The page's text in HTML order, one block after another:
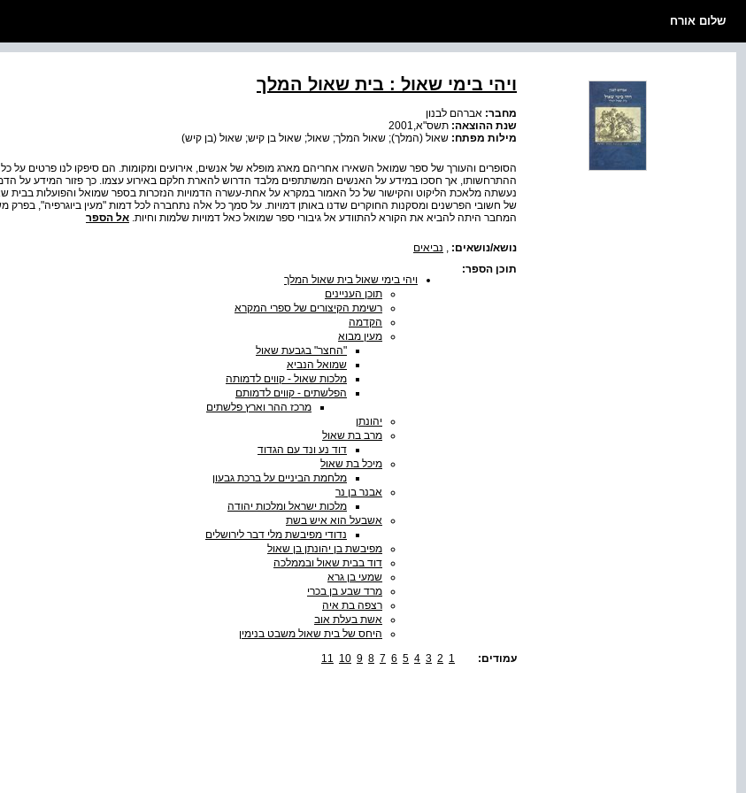
שלום אורח
ויהי בימי שאול : בית שאול המלך
מחבר: אברהם לבנון
שנת ההוצאה: תשס"א,2001
מילות מפתח: שאול (המלך); שאול המלך; שאול; שאול בן קיש; שאול (בן קיש)
הסופרים והעורך של ספר שמואל השאירו אחריהם מארג מופלא של אנשים, אירועים ומקומות. הם סיפקו לנו פרטים על
ההתרחשותו, אך חסכו במידע על האנשים המשתתפים מלבד הדרוש להארת חלקם באירוע עצמו. כך פזור המידע על
נעשתה מלאכת הליקוט והקישור של כל האמור במקרא על אחת-עשרה הדמויות הנזכרות בספר שמואל והפועלות בבית
של חשובי הפרשנים ומסקנות החוקרים שדנו באותן דמויות. על סמך כל אלה נתחברה לכל דמות "מעין ביוגרפיה",
המחבר היתה להביא את הקורא להתוודע אל גיבורי ספר שמואל כאל דמויות שלמות וחיות. אל הספר
נושא/נושאים:
נביאים
תוכן הספר:
ויהי בימי שאול בית שאול המלך
תוכן העניינים
רשימת הקיצורים של ספרי המקרא
הקדמה
מעין מבוא
"החצר" בגבעת שאול
שמואל הנביא
מלכות שאול - קווים לדמותה
הפלשתים - קווים לדמותם
מרכז ההר וארץ פלשתים
יהונתן
מרב בת שאול
דוד נע ונד עם הגדוד
מיכל בת שאול
מלחמת הביניים על ברכת גבעון
אבנר בן נר
מלכות ישראל ומלכות יהודה
אשבעל הוא איש בשת
נדודי מפיבשת מלי דבר לירושלים
מפיבשת בן יהונתן בן שאול
דוד בבית שאול ובממלכה
שמעי בן גרא
מרד שבע בן בכרי
רצפה בת איה
אשת בעלת אוב
היחס של בית שאול משבט בנימין
עמודים: 1
2
3
4
5
6
7
8
9
10
11